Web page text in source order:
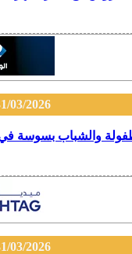
03/2026
والشباب بسوسة في
03/2026